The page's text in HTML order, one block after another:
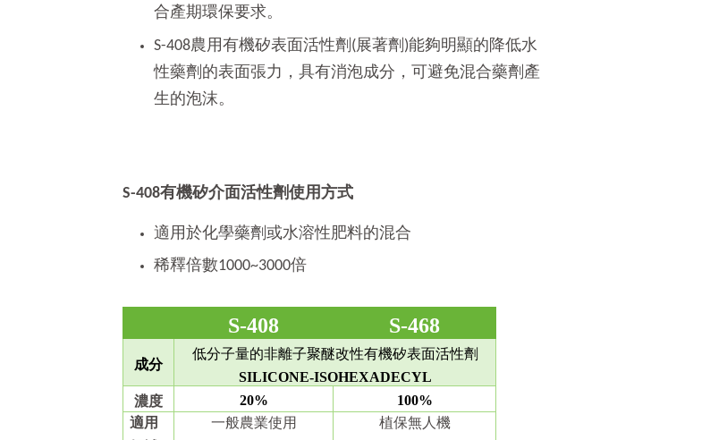
合產期環保要求。
S-408農用有機矽表面活性劑(展著劑)能夠明顯的降低水
性藥劑的表面張力，具有消泡成分，可避免混合藥劑產
生的泡沫。
S-408有機矽介面活性劑使用方式
適用於化學藥劑或水溶性肥料的混合
稀釋倍數1000~3000倍
S-408 S-468
成分
低分子量的非離子聚醚改性有機矽表面活性劑
SILICONE-ISOHEXADECYL
濃度
20% 100%
適用
一般農業使用 植保無人機